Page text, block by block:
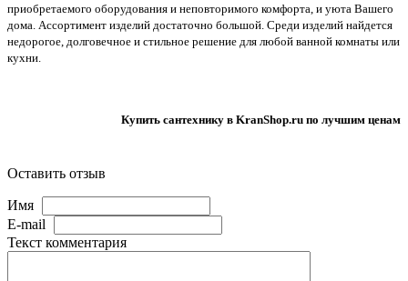
приобретаемого оборудования и неповторимого комфорта, и уюта Вашего
дома. Ассортимент изделий достаточно большой. Среди изделий найдется
недорогое, долговечное и стильное решение для любой ванной комнаты или
кухни.
Купить сантехнику в KranShop.ru по лучшим ценам
Оставить отзыв
Имя
E-mail
Текст комментария